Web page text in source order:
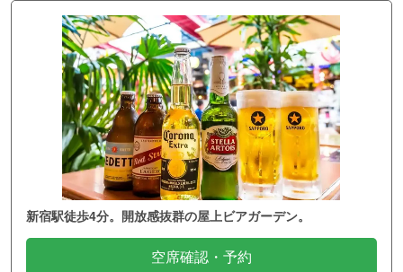
新宿駅徒歩4分。開放感抜群の屋上ビアガーデン。
空席確認・予約